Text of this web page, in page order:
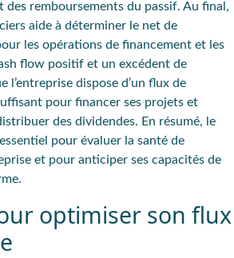
des remboursements du passif. Au final,
aide à déterminer le net de
les opérations de financement et les
flow positif et un excédent de
l’entreprise dispose d’un flux de
pour financer ses projets et
des dividendes. En résumé, le
pour évaluer la santé de
et pour anticiper ses capacités de
optimiser son flux